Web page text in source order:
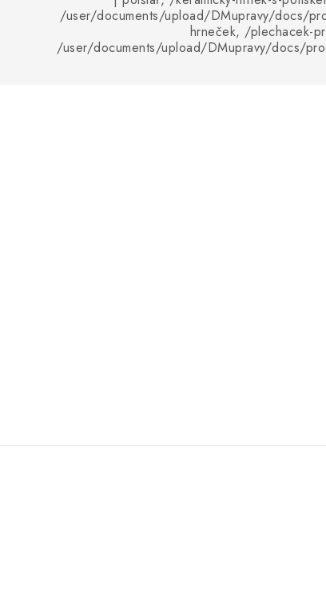
/user/documents/upload/DMupravy/docs/
hrneček, /plechacek-
/user/documents/upload/DMupravy/docs/